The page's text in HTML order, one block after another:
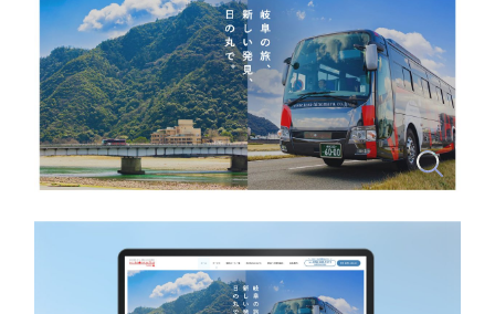
日報ツールで案件ごとの営業利益をリアルタイムに可視化
制作実績
Works
制作実績
全国1,400社以上の支援実績の中から実績の
ブックマークしたサイト
士業
自治体・官公庁
美容・エステ